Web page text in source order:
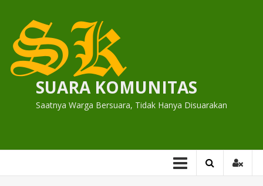
content
SUARA KOMUNITAS
Saatnya Warga Bersuara, Tidak Hanya Disuarakan